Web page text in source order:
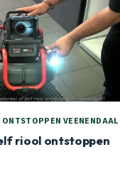
VEENENDAAL
riool ontstoppen